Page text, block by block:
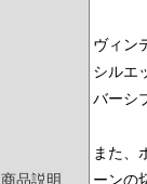
商品説明
ヴィン
シルエ
バーシ
また、
ーンの